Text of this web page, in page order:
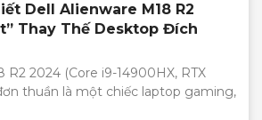
Dell Alienware M18 R2
Thay Thế Desktop Đích
R2 2024 (Core i9-14900HX, RTX
thuần là một chiếc laptop gaming,